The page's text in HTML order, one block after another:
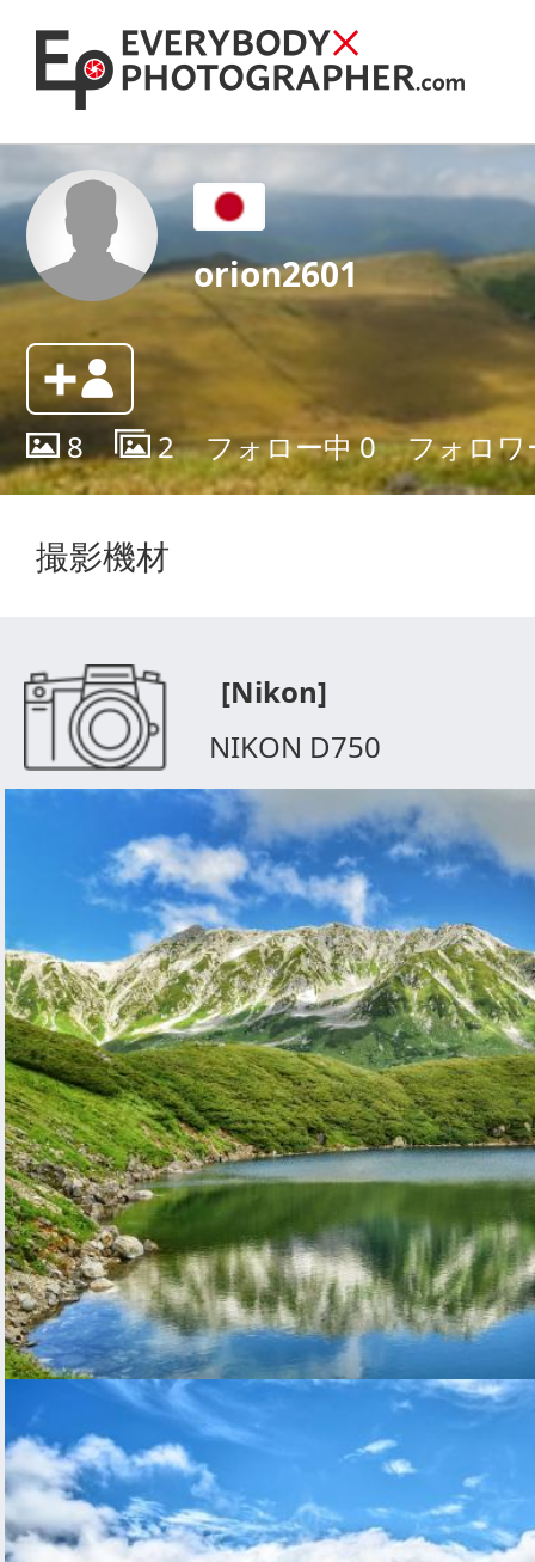
orion2601
8 2 フォロー中0 フォロ
撮影機材
[Nikon]
NIKON D750